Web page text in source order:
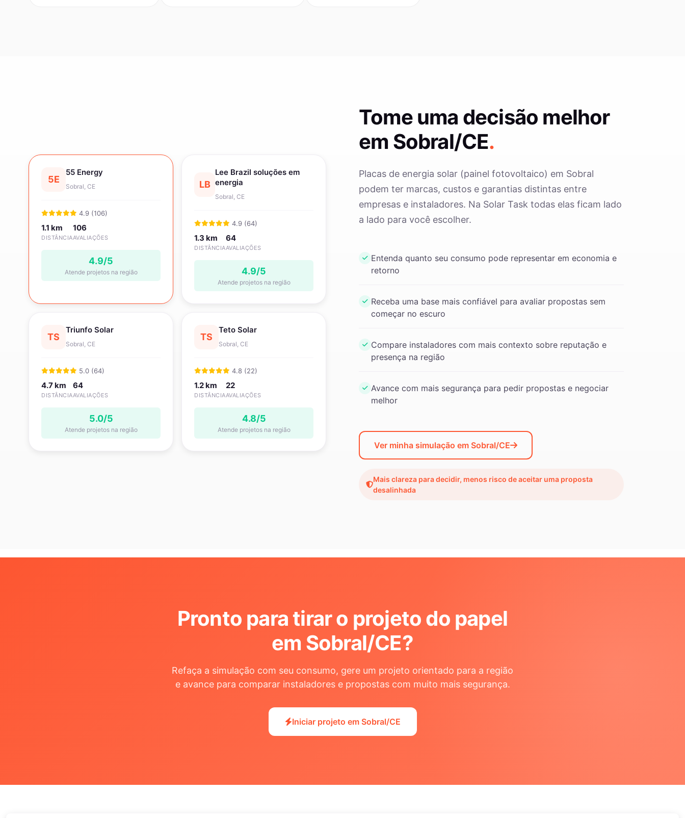
5E
55 Energy
Sobral, CE
4.9 (106)
1.1 km
DISTÂNCIA
106
AVALIAÇÕES
4.9/5
Atende projetos na região
LB
Lee Brazil soluções em
energia
Sobral, CE
4.9 (64)
1.3 km
DISTÂNCIA
64
AVALIAÇÕES
4.9/5
Atende projetos na região
TS
Triunfo Solar
Sobral, CE
5.0 (64)
4.7 km
DISTÂNCIA
64
AVALIAÇÕES
5.0/5
Atende projetos na região
TS
Teto Solar
Sobral, CE
4.8 (22)
1.2 km
DISTÂNCIA
22
AVALIAÇÕES
4.8/5
Atende projetos na região
Tome uma decisão melhor
em Sobral/CE.
Placas de energia solar (painel fotovoltaico) em Sobral
podem ter marcas, custos e garantias distintas entre
empresas e instaladores. Na Solar Task todas elas ficam lado
a lado para você escolher.
Entenda quanto seu consumo pode representar em economia e
retorno
Receba uma base mais confiável para avaliar propostas sem
começar no escuro
Compare instaladores com mais contexto sobre reputação e
presença na região
Avance com mais segurança para pedir propostas e negociar
melhor
Ver minha simulação em Sobral/CE
Mais clareza para decidir, menos risco de aceitar uma proposta
desalinhada
Pronto para tirar o projeto do papel
em Sobral/CE?
Refaça a simulação com seu consumo, gere um projeto orientado para a região
e avance para comparar instaladores e propostas com muito mais segurança.
Iniciar projeto em Sobral/CE